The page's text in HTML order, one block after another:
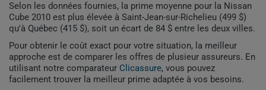
Selon les données fournies, la prime moyenne pour la Nissan
Cube 2010 est plus élevée à Saint-Jean-sur-Richelieu (499 $)
qu'à Québec (415 $), soit un écart de 84 $ entre les deux villes.
Pour obtenir le coût exact pour votre situation, la meilleur
approche est de comparer les offres de plusieur assureurs. En
utilisant notre comparateur Clicassure, vous pouvez
facilement trouver la meilleur prime adaptée à vos besoins.